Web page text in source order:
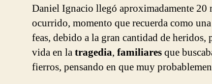
Daniel Ignacio llegó aproximadamente 20
ocurrido, momento que recuerda como
feas, debido a la gran cantidad de heridos,
vida en latragedia, familiaresque
fierros, pensando en que muy